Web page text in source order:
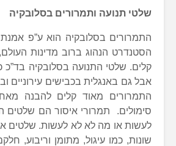
שלטי תנועה ותמרורים בסלובקיה
התמרורים בסלובקיה הוא ע”פ אמנת
הסטנדרט הנהוג ברוב מדינות
קלים. שלטי התנועה בסלובקיה בד”כ
אבל גם באנגלית בכבישים עירוניים
התמרורים מאוד קלים להבנה
סימולים. תמרורי איסור הם שלטים
לעשות או מה לא לא לעשות. שלטים
שונות, כמו עיגול, מתומן וריבוע,